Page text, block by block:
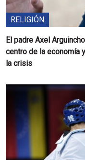
RELIGIÓN
El padre Axel
centro de la economía
la crisis